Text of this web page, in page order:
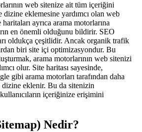
web sitenize ait tüm içeriğini
dizine eklemesine yardımcı olan web
ayrıca arama motorlarına
en önemli olduğunu bildirir. SEO
oldukça çeşitlidir. Ancak organik trafik
biri site içi optimizasyondur. Bu
arama motorlarının web sitenizi
olur. Site haritası sayesinde,
gibi arama motorları tarafından daha
dizine eklenir. Bu da sitenizin
içeriğinize erişimini
Nedir?